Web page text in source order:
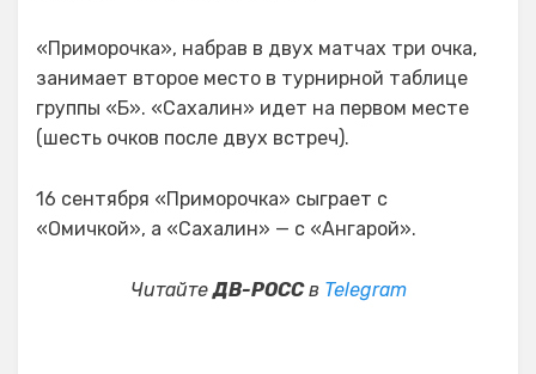
«Приморочка», набрав в двух матчах три очка,
занимает второе место в турнирной таблице
группы «Б». «Сахалин» идет на первом месте
(шесть очков после двух встреч).
16 сентября «Приморочка» сыграет с
«Омичкой», а «Сахалин» — с «Ангарой».
ЧитайтеДВ-РОССв Telegram